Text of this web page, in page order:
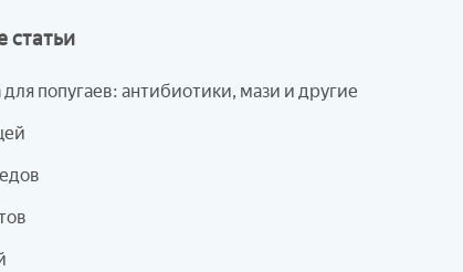
статьи
попугаев: антибиотики, мази и другие